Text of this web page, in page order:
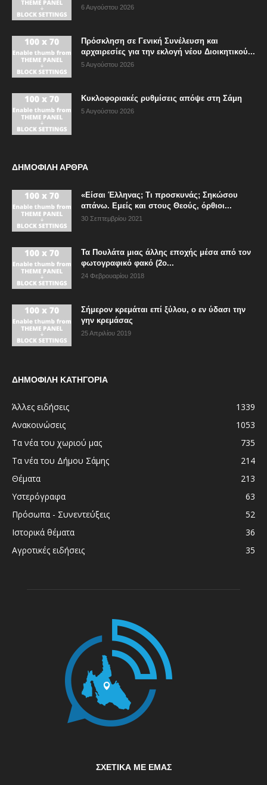
6 Αυγούστου 2026
Πρόσκληση σε Γενική Συνέλευση και
αρχαιρεσίες για την εκλογή νέου Διοικητικού...
5 Αυγούστου 2026
Κυκλοφοριακές ρυθμίσεις απόψε στη Σάμη
5 Αυγούστου 2026
ΔΗΜΟΦΙΛΗ ΑΡΘΡΑ
«Είσαι Έλληνας; Τι προσκυνάς; Σηκώσου
απάνω. Εμείς και στους Θεούς, όρθιοι...
30 Σεπτεμβρίου 2021
Τα Πουλάτα μιας άλλης εποχής μέσα από τον
φωτογραφικό φακό (2ο...
24 Φεβρουαρίου 2018
Σήμερον κρεμάται επί ξύλου, ο εν ύδασι την
γην κρεμάσας
25 Απριλίου 2019
ΔΗΜΟΦΙΛΗ ΚΑΤΗΓΟΡΙΑ
Άλλες ειδήσεις
1339
Ανακοινώσεις
1053
Τα νέα του χωριού μας
735
Τα νέα του Δήμου Σάμης
214
Θέματα
213
Υστερόγραφα
63
Πρόσωπα - Συνεντεύξεις
52
Ιστορικά θέματα
36
Αγροτικές ειδήσεις
35
ΣΧΕΤΙΚΆ ΜΕ ΕΜΆΣ